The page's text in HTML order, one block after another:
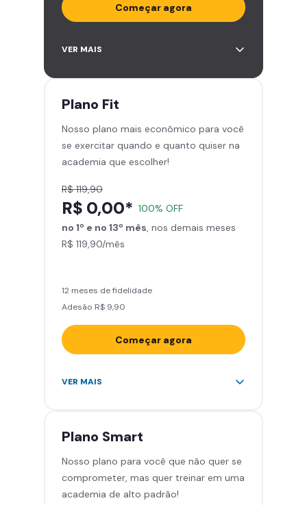
Começar agora
Acesso ilimitado a +2.000
Leve 5 amigos por mês para
Cadeira de massagem
Skeelo App (Audiobook)*
Área de musculação e aeróbicos
Smart Fit App
VER MAIS
Plano Fit
Nosso plano mais econômico para você
se exercitar quando e quanto quiser na
academia que escolher!
R$ 119,90
R$ 0,00* 100% OFF
no 1º e no 13º mês, nos demais meses
R$ 119,90/mês
12 meses de fidelidade
Adesão R$ 9,90
Começar agora
Acesso ilimitado a +2.000
Cadeira de massagem
Skeelo App (Audiobook)*
Área de musculação e aeróbicos
Smart Fit App
VER MAIS
Plano Smart
Nosso plano para você que não quer se
comprometer, mas quer treinar em uma
academia de alto padrão!